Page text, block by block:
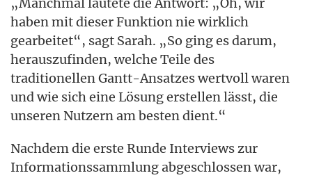
haben mit dieser Funktion nie wirklich
gearbeitet“, sagt Sarah. „So ging es darum,
herauszufinden, welche Teile des
traditionellen Gantt-Ansatzes wertvoll waren
und wie sich eine Lösung erstellen lässt, die
unseren Nutzern am besten dient.“
Nachdem die erste Runde Interviews zur
Informationssammlung abgeschlossen war,